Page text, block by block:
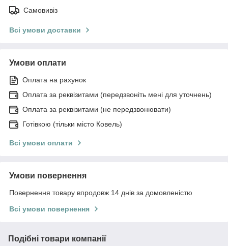
Самовивіз
Всі умови доставки
Умови оплати
Оплата на рахунок
Оплата за реквізитами (передзвоніть мені для уточнень)
Оплата за реквізитами (не передзвонювати)
Готівкою (тільки місто Ковель)
Всі умови оплати
Умови повернення
Повернення товару впродовж 14 днів за домовленістю
Всі умови повернення
Подібні товари компанії